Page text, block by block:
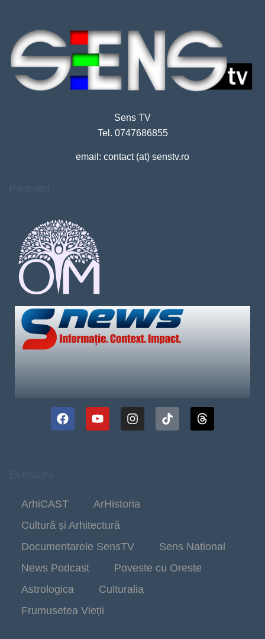
Sens TV
Tel. 0747686855
email: contact (at) senstv.ro
ArhiCAST
ArHistoria
Cultură și Arhitectură
Documentarele SensTV
Sens Național
News Podcast
Poveste cu Oreste
Astrologica
Culturalia
Frumusetea Vieții